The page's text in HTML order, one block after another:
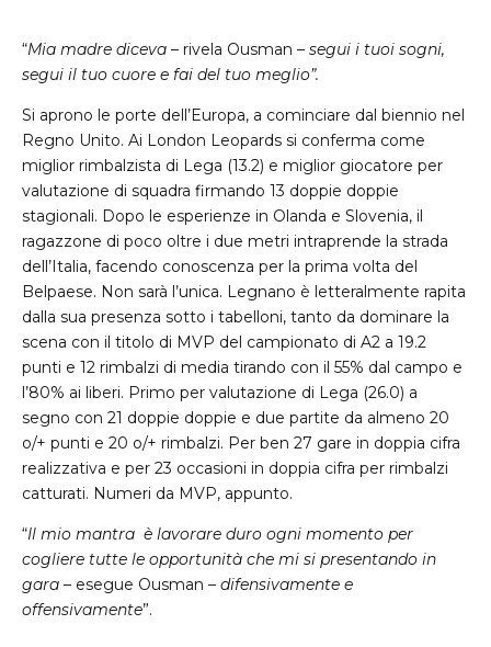
“Mia madre diceva – rivela Ousman – segui i tuoi sogni,
segui il tuo cuore e fai del tuo meglio”.
Si aprono le porte dell’Europa, a cominciare dal biennio nel
Regno Unito. Ai London Leopards si conferma come
miglior rimbalzista di Lega (13.2) e miglior giocatore per
valutazione di squadra firmando 13 doppie doppie
stagionali. Dopo le esperienze in Olanda e Slovenia, il
ragazzone di poco oltre i due metri intraprende la strada
dell’Italia, facendo conoscenza per la prima volta del
Belpaese. Non sarà l’unica. Legnano è letteralmente rapita
dalla sua presenza sotto i tabelloni, tanto da dominare la
scena con il titolo di MVP del campionato di A2 a 19.2
punti e 12 rimbalzi di media tirando con il 55% dal campo e
l’80% ai liberi. Primo per valutazione di Lega (26.0) a
segno con 21 doppie doppie e due partite da almeno 20
o/+ punti e 20 o/+ rimbalzi. Per ben 27 gare in doppia cifra
realizzativa e per 23 occasioni in doppia cifra per rimbalzi
catturati. Numeri da MVP, appunto.
“Il mio mantra è lavorare duro ogni momento per
cogliere tutte le opportunità che mi si presentando in
gara – esegue Ousman – difensivamente e
offensivamente”.